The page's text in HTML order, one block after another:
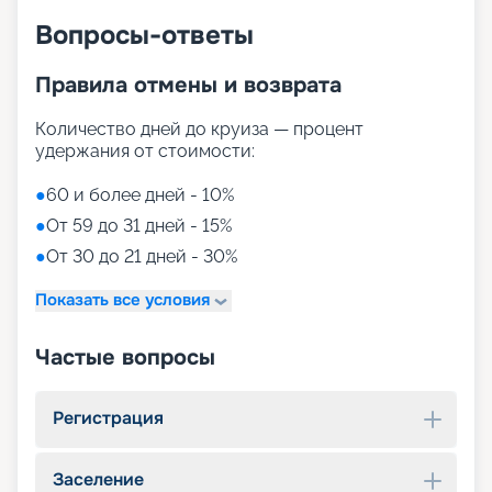
Вопросы-ответы
Правила отмены и возврата
Количество дней до круиза — процент
удержания от стоимости:
●60 и более дней - 10%
●От 59 до 31 дней - 15%
●От 30 до 21 дней - 30%
Показать все условия
Частые вопросы
Регистрация
Заселение